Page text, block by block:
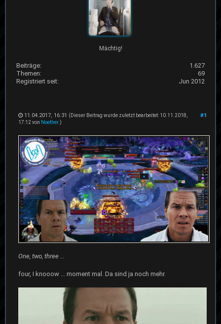
Mächtig!
Beiträge:
1.627
Themen:
69
Registriert seit:
Jun 2012
#1
11.04.2017, 16:31 (Dieser Beitrag wurde zuletzt bearbeitet: 10.11.2018,
17:12 von Noether.)
One, two, three ...
four, I knooow ... moment mal. Da sind ja noch mehr.